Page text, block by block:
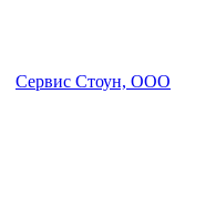
Сервис Стоун, ООО